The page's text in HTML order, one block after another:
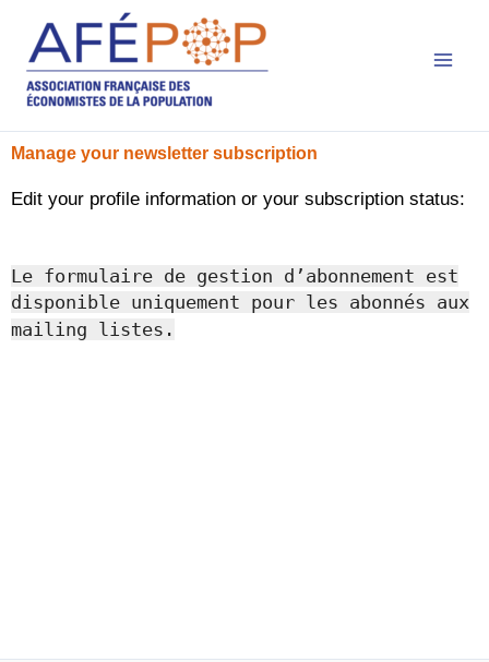
contenu
Manage your newsletter subscription
Edit your profile information or your subscription status:
Le formulaire de gestion d’abonnement est
disponible uniquement pour les abonnés aux
mailing listes.